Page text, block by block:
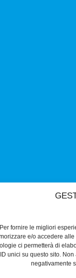
Per fornire le migliori
e/o accedere
ci permetterà di
ID unici su questo sito.
negativamente